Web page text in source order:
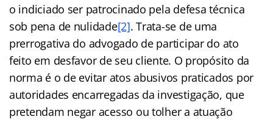
o indiciado ser patrocinado pela defesa técnica
sob pena de nulidade[2]. Trata-se de uma
prerrogativa do advogado de participar do ato
feito em desfavor de seu cliente. O propósito da
norma é o de evitar atos abusivos praticados por
autoridades encarregadas da investigação, que
pretendam negar acesso ou tolher a atuação